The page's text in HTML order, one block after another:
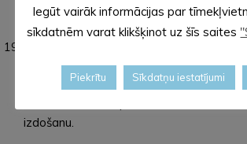
Ceļu un ielu fonda vidējā (triju gadu)
2028. gadam apstiprināšanu”.
Alūksnes novada pašvaldības domes
4.februāra saistošajos noteikumos Nr.
izdošanu.
Iegūt vairāk informācijas par
sīkdatnēm varat klikšķinot uz šīs saites
Piekrītu Sīkdatņu iestatījumi